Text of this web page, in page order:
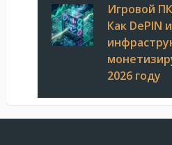
Игровой
Как DePIN
2026 году